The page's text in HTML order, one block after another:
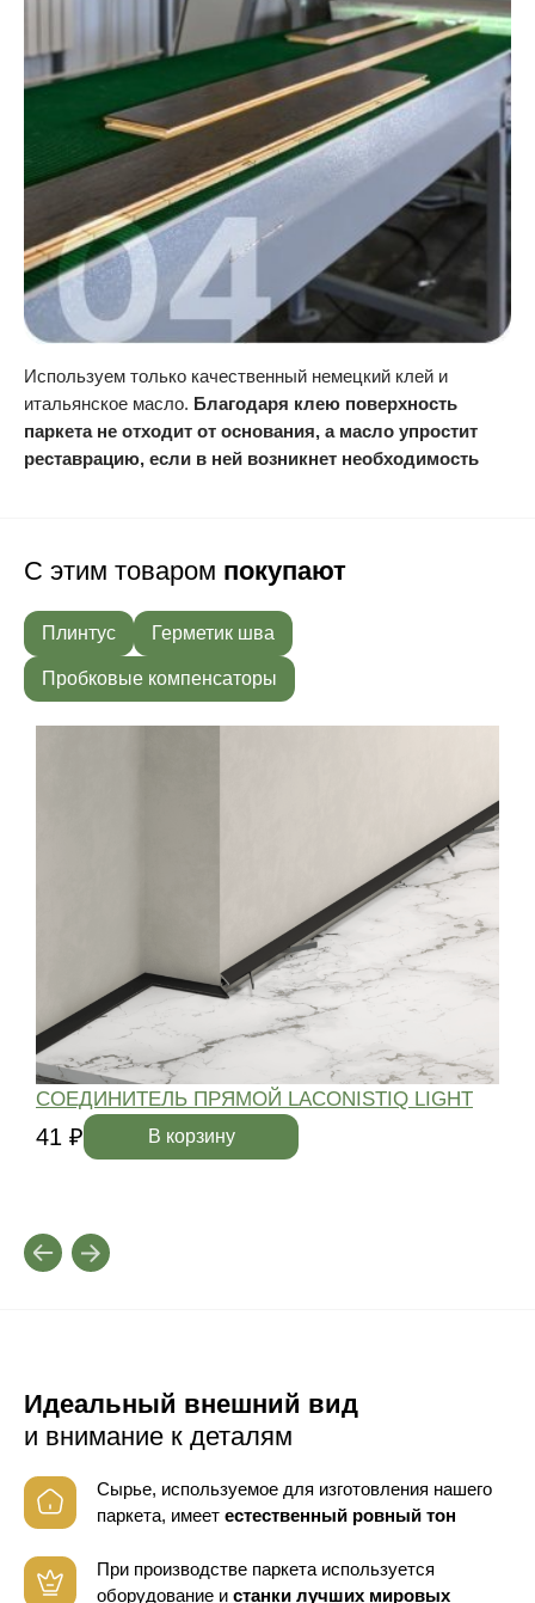
Используем только качественный немецкий клей и
итальянское масло. Благодаря клею поверхность
паркета не отходит от основания, а масло упростит
реставрацию, если в ней возникнет необходимость
С этим товаром покупают
Плинтус Герметик шва
Пробковые компенсаторы
СОЕДИНИТЕЛЬ ПРЯМОЙ LACONISTIQ LIGHT
41 ₽ В корзину
Идеальный внешний вид
и внимание к деталям
Сырье, используемое для изготовления нашего
паркета, имеет естественный ровный тон
При производстве паркета используется
оборудование и станки лучших мировых